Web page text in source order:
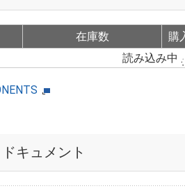
在庫数
購
読み込み中
キュメント